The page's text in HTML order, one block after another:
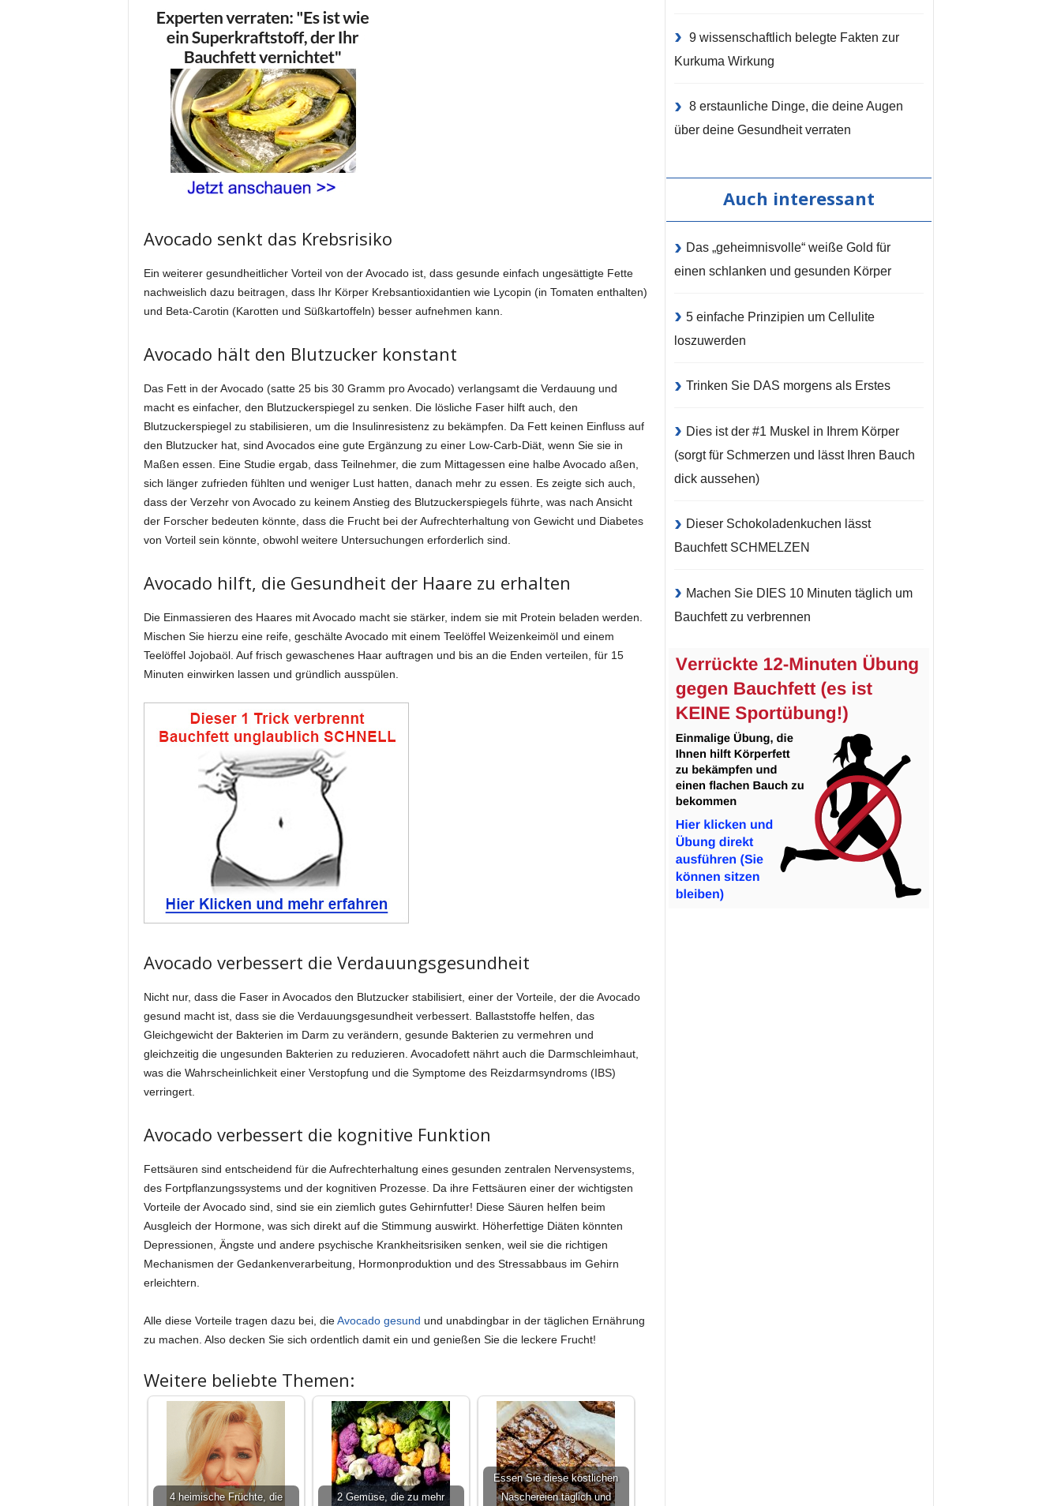
Avocado senkt das Krebsrisiko
Ein weiterer gesundheitlicher Vorteil von der Avocado ist, dass gesunde einfach ungesättigte Fette
nachweislich dazu beitragen, dass Ihr Körper Krebsantioxidantien wie Lycopin (in Tomaten enthalten)
und Beta-Carotin (Karotten und Süßkartoffeln) besser aufnehmen kann.
Avocado hält den Blutzucker konstant
Das Fett in der Avocado (satte 25 bis 30 Gramm pro Avocado) verlangsamt die Verdauung und
macht es einfacher, den Blutzuckerspiegel zu senken. Die lösliche Faser hilft auch, den
Blutzuckerspiegel zu stabilisieren, um die Insulinresistenz zu bekämpfen. Da Fett keinen Einfluss auf
den Blutzucker hat, sind Avocados eine gute Ergänzung zu einer Low-Carb-Diät, wenn Sie sie in
Maßen essen. Eine Studie ergab, dass Teilnehmer, die zum Mittagessen eine halbe Avocado aßen,
sich länger zufrieden fühlten und weniger Lust hatten, danach mehr zu essen. Es zeigte sich auch,
dass der Verzehr von Avocado zu keinem Anstieg des Blutzuckerspiegels führte, was nach Ansicht
der Forscher bedeuten könnte, dass die Frucht bei der Aufrechterhaltung von Gewicht und Diabetes
von Vorteil sein könnte, obwohl weitere Untersuchungen erforderlich sind.
Avocado hilft, die Gesundheit der Haare zu erhalten
Die Einmassieren des Haares mit Avocado macht sie stärker, indem sie mit Protein beladen werden.
Mischen Sie hierzu eine reife, geschälte Avocado mit einem Teelöffel Weizenkeimöl und einem
Teelöffel Jojobaöl. Auf frisch gewaschenes Haar auftragen und bis an die Enden verteilen, für 15
Minuten einwirken lassen und gründlich ausspülen.
Avocado verbessert die Verdauungsgesundheit
Nicht nur, dass die Faser in Avocados den Blutzucker stabilisiert, einer der Vorteile, der die Avocado
gesund macht ist, dass sie die Verdauungsgesundheit verbessert. Ballaststoffe helfen, das
Gleichgewicht der Bakterien im Darm zu verändern, gesunde Bakterien zu vermehren und
gleichzeitig die ungesunden Bakterien zu reduzieren. Avocadofett nährt auch die Darmschleimhaut,
was die Wahrscheinlichkeit einer Verstopfung und die Symptome des Reizdarmsyndroms (IBS)
verringert.
Avocado verbessert die kognitive Funktion
Fettsäuren sind entscheidend für die Aufrechterhaltung eines gesunden zentralen Nervensystems,
des Fortpflanzungssystems und der kognitiven Prozesse. Da ihre Fettsäuren einer der wichtigsten
Vorteile der Avocado sind, sind sie ein ziemlich gutes Gehirnfutter! Diese Säuren helfen beim
Ausgleich der Hormone, was sich direkt auf die Stimmung auswirkt. Höherfettige Diäten könnten
Depressionen, Ängste und andere psychische Krankheitsrisiken senken, weil sie die richtigen
Mechanismen der Gedankenverarbeitung, Hormonproduktion und des Stressabbaus im Gehirn
erleichtern.
Alle diese Vorteile tragen dazu bei, dieAvocado gesund und unabdingbar in der täglichen Ernährung
zu machen. Also decken Sie sich ordentlich damit ein und genießen Sie die leckere Frucht!
Weitere beliebte Themen:
4 heimische Früchte, die 2 Gemüse, die zu mehr
Essen Sie diese köstlichen
Naschereien täglich und
9 wissenschaftlich belegte Fakten zur
Kurkuma Wirkung
8 erstaunliche Dinge, die deine Augen
über deine Gesundheit verraten
Auch interessant
Das „geheimnisvolle“ weiße Gold für
einen schlanken und gesunden Körper
5 einfache Prinzipien um Cellulite
loszuwerden
Trinken Sie DAS morgens als Erstes
Dies ist der #1 Muskel in Ihrem Körper
(sorgt für Schmerzen und lässt Ihren Bauch
dick aussehen)
Dieser Schokoladenkuchen lässt
Bauchfett SCHMELZEN
Machen Sie DIES 10 Minuten täglich um
Bauchfett zu verbrennen